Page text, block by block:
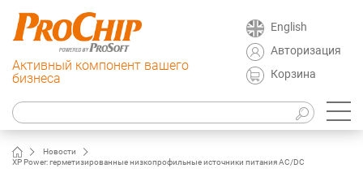
Активный компонент вашего
бизнеса
English
Авторизация
Корзина
Новости
XP Power: герметизированные низкопрофильные источники питания AC/DC